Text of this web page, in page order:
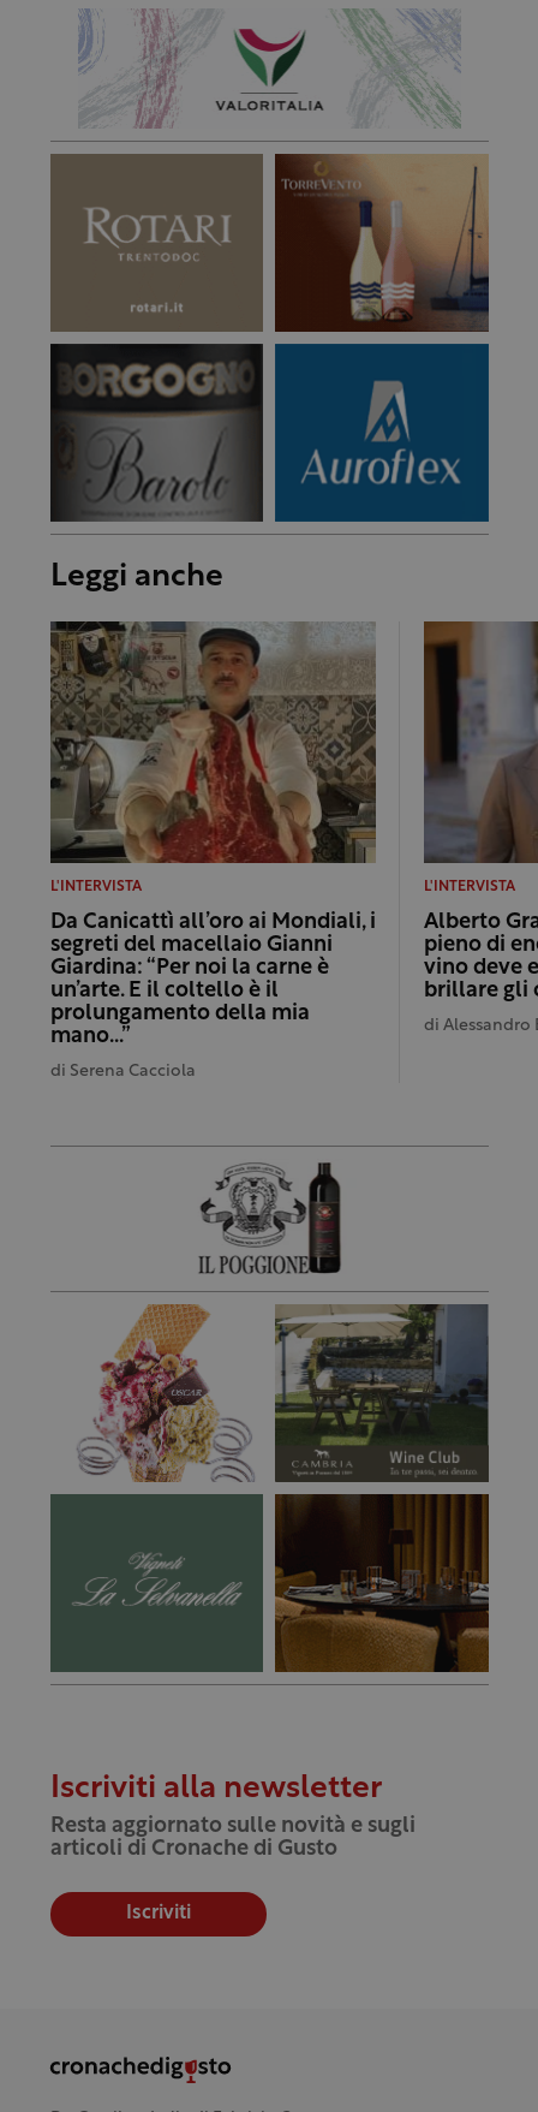
Leggi anche
L'INTERVISTA
Da Canicattì all’oro ai Mondiali, i
segreti del macellaio Gianni
Giardina: “Per noi la carne è
un’arte. E il coltello è il
prolungamento della mia
mano…”
di Serena Cacciola
L'INTERVISTA
Alberto
pieno di
vino deve
brillare gli
diAlessandro
Iscriviti alla newsletter
Resta aggiornato sulle novità e sugli
articoli di Cronache di Gusto
Iscriviti